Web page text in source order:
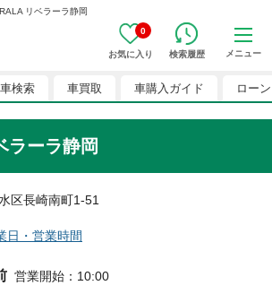
リベラーラ静岡
0
お気に入り 検索履歴 メニュー
検索 車買取 車購入ガイド ローン
ラーラ静岡
区長崎南町1-51
日・営業時間
営業開始 ： 10:00